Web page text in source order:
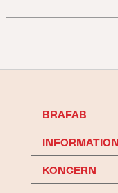
BRAFAB
INFORMATION
KONCERN